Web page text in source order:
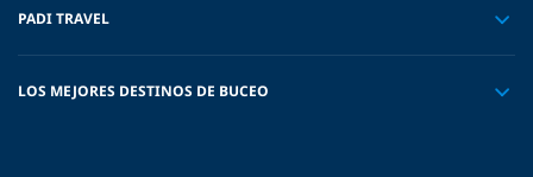
PADI TRAVEL
LOS MEJORES DESTINOS DE BUCEO